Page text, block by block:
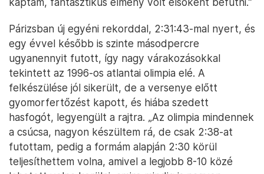
Párizsban új egyéni rekorddal, 2:31:43-mal nyert, és
egy évvel később is szinte másodpercre
ugyanennyit futott, így nagy várakozásokkal
tekintett az 1996-os atlantai olimpia elé. A
felkészülése jól sikerült, de a versenye előtt
gyomorfertőzést kapott, és hiába szedett
hasfogót, legyengült a rajtra. „Az olimpia mindennek
a csúcsa, nagyon készültem rá, de csak 2:38-at
futottam, pedig a formám alapján 2:30 körül
teljesíthettem volna, amivel a legjobb 8-10 közé